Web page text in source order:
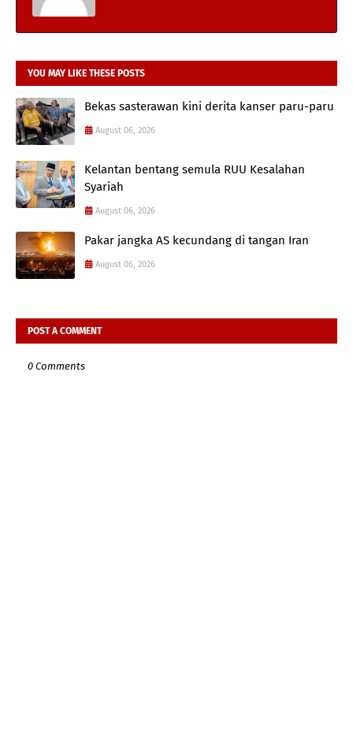
YOU MAY LIKE THESE POSTS
Bekas sasterawan kini derita kanser paru-paru
August 06, 2026
Kelantan bentang semula RUU Kesalahan
Syariah
August 06, 2026
Pakar jangka AS kecundang di tangan Iran
August 06, 2026
POST A COMMENT
0 Comments